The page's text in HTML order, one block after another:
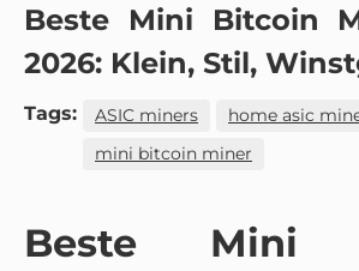
Beste Mini Bitcoin
2026: Klein, Stil,
Tags: ASIC miners
home asic
mini bitcoin miner
Beste Mini